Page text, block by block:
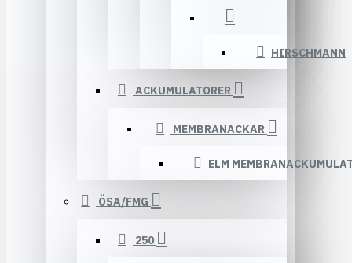
HIRSCHMANN
ACKUMULATORER
MEMBRANACKAR
ELM
ÖSA/FMG
250